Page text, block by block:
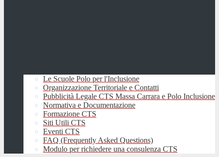
Le Scuole Polo per l'Inclusione
Organizzazione Territoriale e Contatti
Pubblicità Legale CTS Massa Carrara e Polo Inclusione
Normativa e Documentazione
Formazione CTS
Siti Utili CTS
Eventi CTS
FAQ (Frequently Asked Questions)
Modulo per richiedere una consulenza CTS